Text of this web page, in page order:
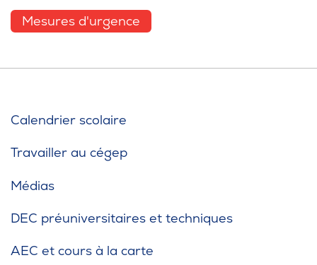
Mesures d'urgence
Calendrier scolaire
Travailler au cégep
Médias
DEC préuniversitaires et techniques
AEC et cours à la carte